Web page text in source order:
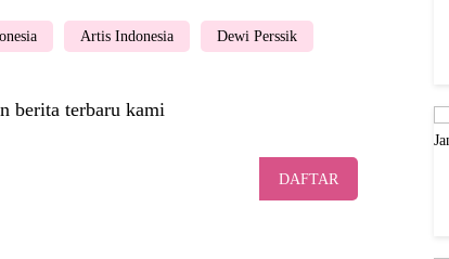
Artis Indonesia Dewi Perssik
berita terbaru kami
DAFTAR